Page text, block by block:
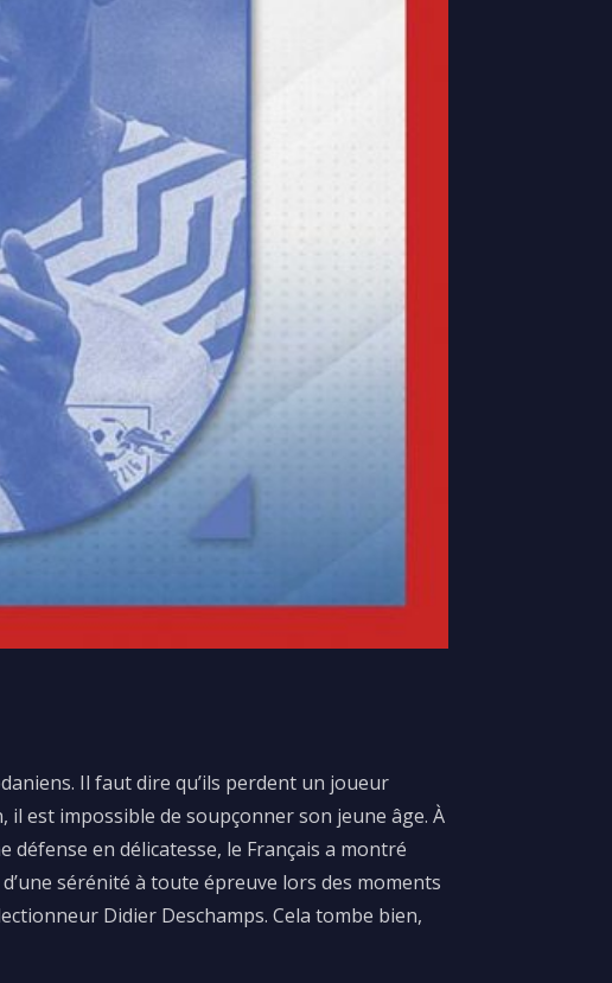
Il faut dire qu’ils perdent un joueur
est impossible de soupçonner son jeune âge. À
défense en délicatesse, le Français a montré
sérénité à toute épreuve lors des moments
Didier Deschamps. Cela tombe bien,